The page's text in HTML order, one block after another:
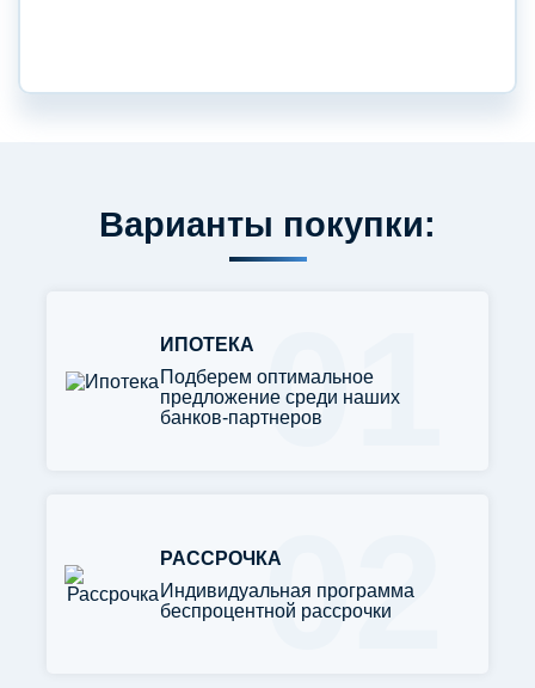
Варианты покупки:
ИПОТЕКА
Подберем оптимальное
предложение среди наших
банков-партнеров01
РАССРОЧКА
Индивидуальная программа
беспроцентной рассрочки
02